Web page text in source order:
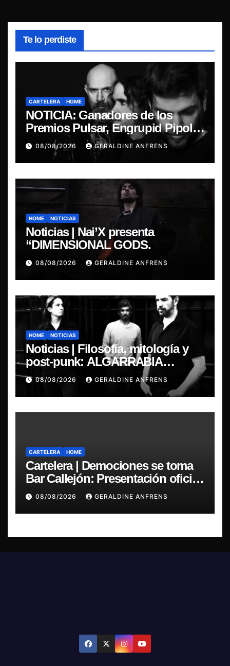
Te lo perdiste
CARTELERA HOME
NOTICIA: Ganadores de los
Premios Pulsar, Engrupid Pipol
presentan show exclusivo.
08/08/2026 GERALDINE ANFRENS
HOME NOTICIAS
Noticias | Nai’X presenta
“DIMENSIONAL GODS.
08/08/2026 GERALDINE ANFRENS
HOME NOTICIAS
Noticias | Filosofía, mitología y
post-punk: ALGARRABIA
presenta “Cantos de Sirena”
08/08/2026 GERALDINE ANFRENS
CARTELERA HOME
Cartelera | Demociones se toma
Bar Callejón: Presentación oficial
de su EP y estreno del single
“Mujer Escarlata”
08/08/2026 GERALDINE ANFRENS